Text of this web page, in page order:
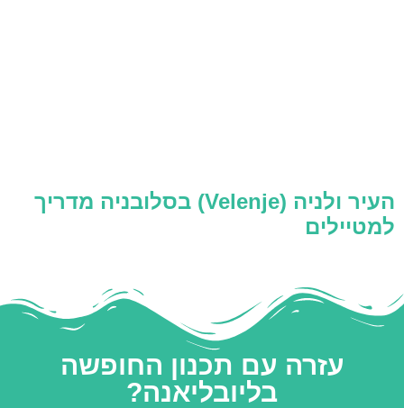
העיר ולניה (Velenje) בסלובניה מדריך
למטיילים
עזרה עם תכנון החופשה
בליובליאנה?